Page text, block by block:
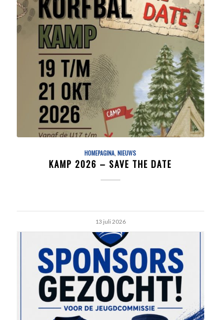
HOMEPAGINA,NIEUWS
KAMP 2026 – SAVE THE DATE
13 juli 2026